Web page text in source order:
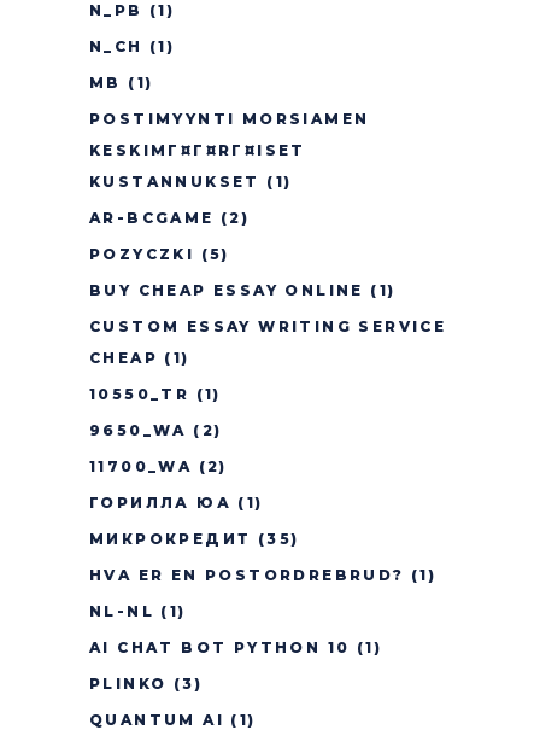
N_PB
(1)
N_CH
(1)
MB
(1)
POSTIMYYNTI MORSIAMEN
KESKIMГ¤Г¤RГ¤ISET
KUSTANNUKSET
(1)
AR-BCGAME (2)
POZYCZKI (5)
BUY CHEAP ESSAY ONLINE (1)
CUSTOM ESSAY WRITING SERVICE
CHEAP (1)
10550_TR (1)
9650_WA (2)
11700_WA (2)
ГОРИЛЛА ЮА (1)
МИКРОКРЕДИТ
(35)
HVA ER EN POSTORDREBRUD? (1)
NL-NL (1)
AI CHAT BOT PYTHON 10 (1)
PLINKO (3)
QUANTUM AI (1)